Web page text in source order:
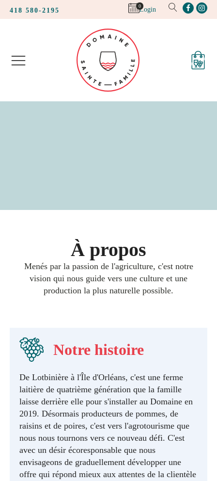
418 580-2195
0Login
À propos
Menés par la passion de l'agriculture, c'est notre
vision qui nous guide vers une culture et une
production la plus naturelle possible.
Notre histoire
De Lotbinière à l'Île d'Orléans, c'est une ferme
laitière de quatrième génération que la famille
laisse derrière elle pour s'installer au Domaine en
2019. Désormais producteurs de pommes, de
raisins et de poires, c'est vers l'agrotourisme que
nous nous tournons vers ce nouveau défi. C'est
avec un désir écoresponsable que nous
envisageons de graduellement développer une
offre qui répond mieux aux attentes de la clientèle